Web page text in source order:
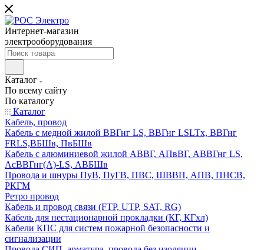
Интернет-магазин
электрооборудования
Каталог
По всему сайту
По каталогу
Каталог
Кабель, провод
Кабель с медной жилой ВВГнг LS, ВВГнг LSLTx, ВВГнг
FRLS,ВБШв, ПвБШв
Кабель с алюминиевой жилой АВВГ, АПвВГ, АВВГнг LS,
АсВВГнг(А)-LS, АВБШв
Провода и шнуры ПуВ, ПуГВ, ПВС, ШВВП, АПВ, ПНСВ,
РКГМ
Ретро провод
Кабель и провод связи (FTP, UTP, SAT, RG)
Кабель для нестационарной прокладки (КГ, КГхл)
Кабели КПС для систем пожарной безопасности и
сигнализации